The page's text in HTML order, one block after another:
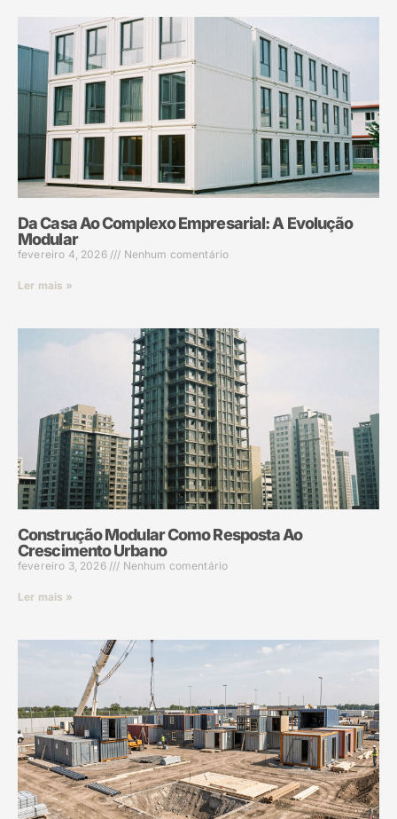
Da Casa Ao Complexo Empresarial: A Evolução
Modular
fevereiro 4, 2026 Nenhum comentário
Ler mais »
Construção Modular Como Resposta Ao
Crescimento Urbano
fevereiro 3, 2026 Nenhum comentário
Ler mais »